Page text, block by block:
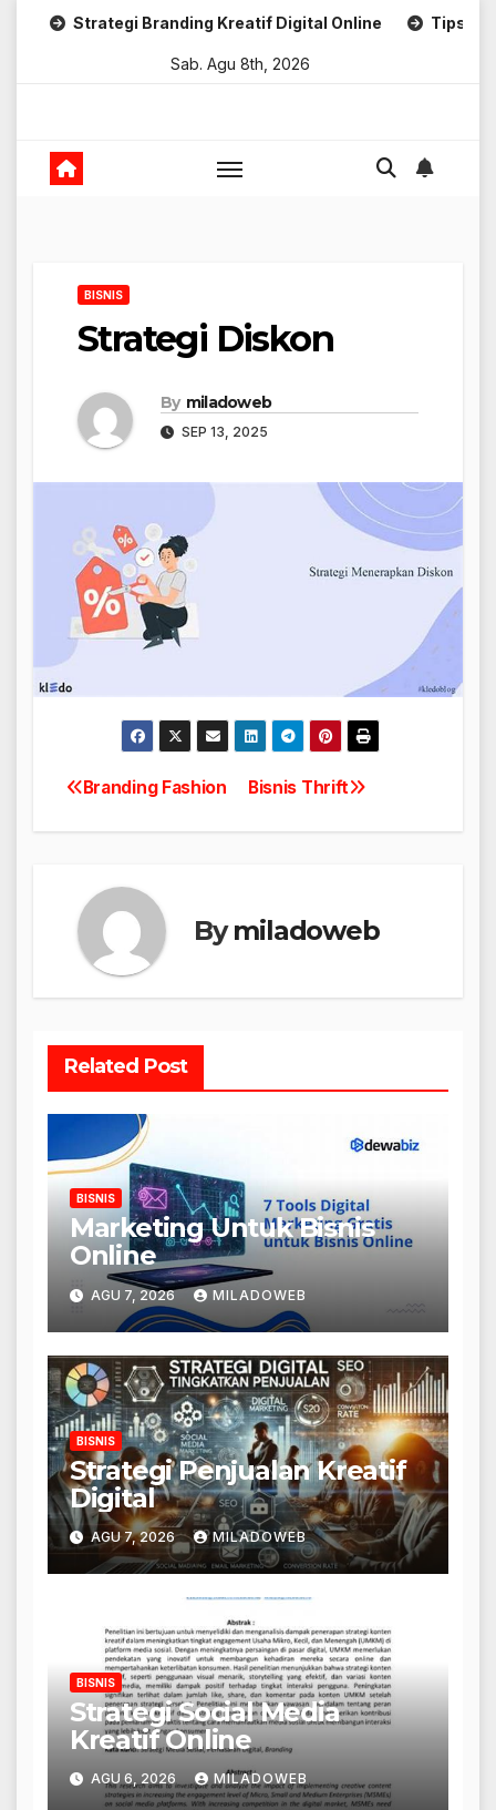
Branding Kreatif Digital Online Tips Marketing
Sab. Agu 8th, 2026
BISNIS
Strategi Diskon
By miladoweb
SEP 13, 2025
Navigasi
pos
Bisnis Thrift
Branding Fashion
Bymiladoweb
Related Post
BISNIS
Marketing Untuk Bisnis
Online
AGU 7, 2026 MILADOWEB
BISNIS
Strategi Penjualan Kreatif
Digital
AGU 7, 2026 MILADOWEB
BISNIS
Strategi Social Media
Kreatif Online
AGU 6, 2026 MILADOWEB